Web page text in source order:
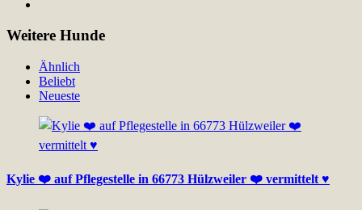
Weitere Hunde
Ähnlich
Beliebt
Neueste
Kylie ❤️ auf Pflegestelle in 66773 Hülzweiler ❤️ vermittelt ♥